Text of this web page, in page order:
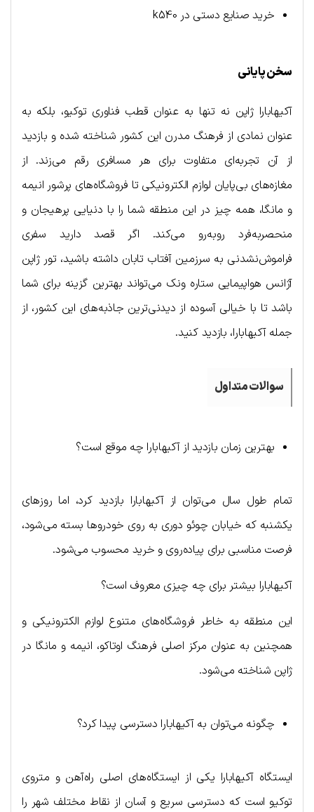
خرید صنایع دستی در k540
سخن پایانی
آکیهابارا ژاپن نه تنها به عنوان قطب فناوری توکیو، بلکه به
عنوان نمادی از فرهنگ مدرن این کشور شناخته شده و بازدید
از آن تجربه‌ای متفاوت برای هر مسافری رقم می‌زند. از
مغازه‌های بی‌پایان لوازم الکترونیکی تا فروشگاه‌های پرشور انیمه
و مانگا، همه چیز در این منطقه شما را با دنیایی پرهیجان و
منحصر‌به‌فرد روبه‌رو می‌کند. اگر قصد دارید سفری
فراموش‌نشدنی به سرزمین آفتاب تابان داشته باشید، تور ژاپن
آژانس هواپیمایی ستاره ونک می‌تواند بهترین گزینه برای شما
باشد تا با خیالی آسوده از دیدنی‌ترین جاذبه‌های این کشور، از
جمله آکیهابارا، بازدید کنید.
سوالات متداول
بهترین زمان بازدید از آکیهابارا چه موقع است؟
تمام طول سال می‌توان از آکیهابارا بازدید کرد، اما روزهای
یکشنبه که خیابان چوئو دوری به روی خودروها بسته می‌شود،
فرصت مناسبی برای پیاده‌روی و خرید محسوب می‌شود.
آکیهابارا بیشتر برای چه چیزی معروف است؟
این منطقه به خاطر فروشگاه‌های متنوع لوازم الکترونیکی و
همچنین به عنوان مرکز اصلی فرهنگ اوتاکو، انیمه و مانگا در
ژاپن شناخته می‌شود.
چگونه می‌توان به آکیهابارا دسترسی پیدا کرد؟
ایستگاه آکیهابارا یکی از ایستگاه‌های اصلی راه‌آهن و متروی
توکیو است که دسترسی سریع و آسان از نقاط مختلف شهر را